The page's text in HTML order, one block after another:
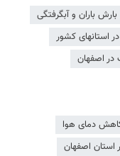
بارش باران و آبگرفتگی
استانهای کشور
در اصفهان
دمای هوا
اصفهان